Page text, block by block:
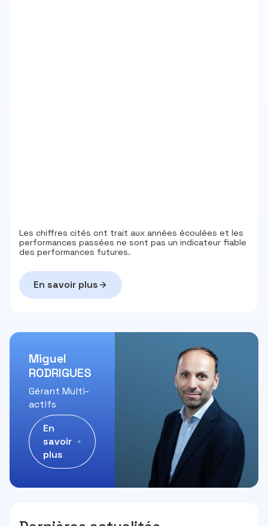
Les chiffres cités ont trait aux années écoulées et les
performances passées ne sont pas un indicateur fiable
des performances futures.
En savoir plus
Miguel
RODRIGUES
Gérant Multi-
actifs
En
savoir
plus